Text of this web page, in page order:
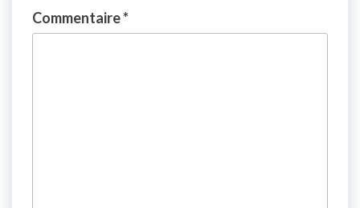
Commentaire*